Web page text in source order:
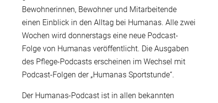
Bewohnerinnen, Bewohner und Mitarbeitende
einen Einblick in den Alltag bei Humanas. Alle zwei
Wochen wird donnerstags eine neue Podcast-
Folge von Humanas veröffentlicht. Die Ausgaben
des Pflege-Podcasts erscheinen im Wechsel mit
Podcast-Folgen der „Humanas Sportstunde“.
Der Humanas-Podcast ist in allen bekannten